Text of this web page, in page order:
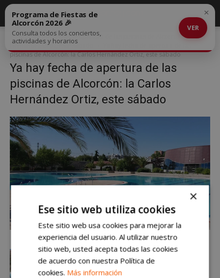
Inicio
Ya hay fecha de apertura de las piscinas de Alcorcón: la Carlos
Hernández Ortiz, este sábado
piscinas de Alcorcón: la Carlos Hernández Ortiz, este sábado
Ya hay fecha de apertura de las
piscinas de Alcorcón: la Carlos
Hernández Ortiz, este sábado
Programa de Fiestas de
Alcorcón 2026 🎉
Consulta todos los conciertos,
actividades y horarios
VER
×
×
Ese sitio web utiliza cookies
Este sitio web usa cookies para mejorar la
experiencia del usuario. Al utilizar nuestro
sitio web, usted acepta todas las cookies
de acuerdo con nuestra Política de
cookies. Más información